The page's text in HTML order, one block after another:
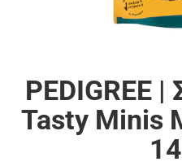
PEDIGREE
Tasty Minis